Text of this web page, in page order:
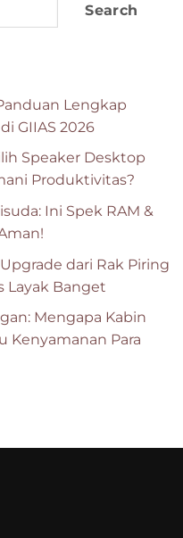
Search
Lengkap
GIIAS 2026
Speaker Desktop
Produktivitas?
Ini Spek RAM &
dari Rak Piring
Layak Banget
Mengapa Kabin
Kenyamanan Para